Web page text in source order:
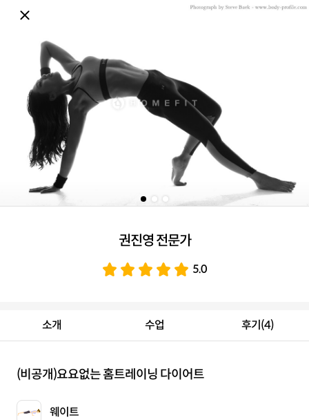
소개 수업 후기(4)
(비공개)요요없는 홈트레이닝 다이어트
웨이트
권진영 전문가
5.0